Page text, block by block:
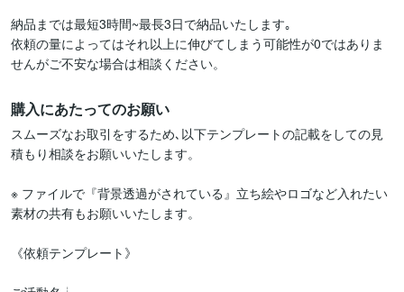
納品までは最短3時間~最長3日で納品いたします｡
依頼の量によってはそれ以上に伸びてしまう可能性が0ではありま
せんがご不安な場合は相談ください。
購入にあたってのお願い
スムーズなお取引をするため､以下テンプレートの記載をしての見
積もり相談をお願いいたします。
※ ファイルで『背景透過がされている』立ち絵やロゴなど入れたい
素材の共有もお願いいたします。
《依頼テンプレート》